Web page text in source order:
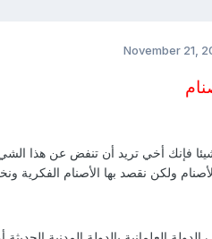
November 21,
فإنك أخي تريد أن تنفض عن هذا
ولكن نقصد بها الأصنام الفكرية